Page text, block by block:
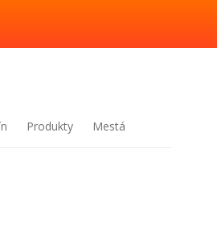
Produkty Mestá